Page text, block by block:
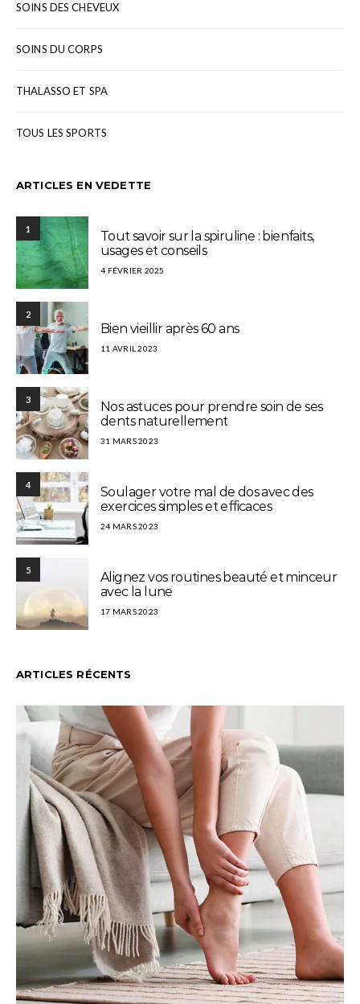
SOINS DES CHEVEUX
SOINS DU CORPS
THALASSO ET SPA
TOUS LES SPORTS
ARTICLES EN VEDETTE
1
Tout savoir sur la spiruline : bienfaits,
usages et conseils
4 FÉVRIER 2025
2
Bien vieillir après 60 ans
11 AVRIL 2023
3
Nos astuces pour prendre soin de ses
dents naturellement
31 MARS 2023
4
Soulager votre mal de dos avec des
exercices simples et efficaces
24 MARS 2023
5
Alignez vos routines beauté et minceur
avec la lune
17 MARS 2023
ARTICLES RÉCENTS